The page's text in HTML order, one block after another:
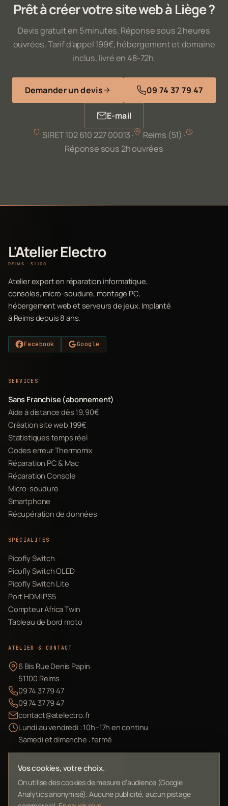
Prêt à créer votre site web à Liège ?
Devis gratuit en 5 minutes. Réponse sous 2 heures
ouvrées. Tarif d'appel 199€, hébergement et domaine
inclus, livré en 48-72h.
Demander un devis 09 74 37 79 47
E-mail
SIRET 102 610 227 00013 ·
Reims (51) ·
Réponse sous 2h ouvrées
L'Atelier Electro
REIMS · 51100
Atelier expert en réparation informatique,
consoles, micro-soudure, montage PC,
hébergement web et serveurs de jeux. Implanté
à Reims depuis 8 ans.
Facebook Google
SERVICES
Sans Franchise (abonnement)
Aide à distance dès 19,90€
Création site web 199€
Statistiques temps réel
Codes erreur Thermomix
Réparation PC & Mac
Réparation Console
Micro-soudure
Smartphone
Récupération de données
SPÉCIALITÉS
Picofly Switch
Picofly Switch OLED
Picofly Switch Lite
Port HDMI PS5
Compteur Africa Twin
Tableau de bord moto
ATELIER & CONTACT
6 Bis Rue Denis Papin
51100 Reims
09 74 37 79 47
09 74 37 79 47
contact@atelectro.fr
Lundi au vendredi : 10h–17h en continu
Samedi et dimanche : fermé
Envoyer mon matériel
Vos cookies, votre choix.
On utilise des cookies de mesure d'audience (Google
Analytics anonymisé). Aucune publicité, aucun pistage